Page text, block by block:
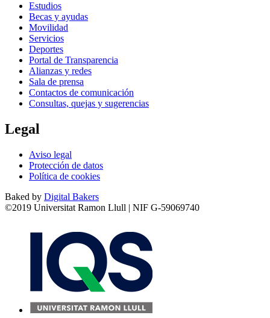
Estudios
Becas y ayudas
Movilidad
Servicios
Deportes
Portal de Transparencia
Alianzas y redes
Sala de prensa
Contactos de comunicación
Consultas, quejas y sugerencias
Legal
Aviso legal
Protección de datos
Política de cookies
Baked by Digital Bakers
©2019 Universitat Ramon Llull | NIF G-59069740